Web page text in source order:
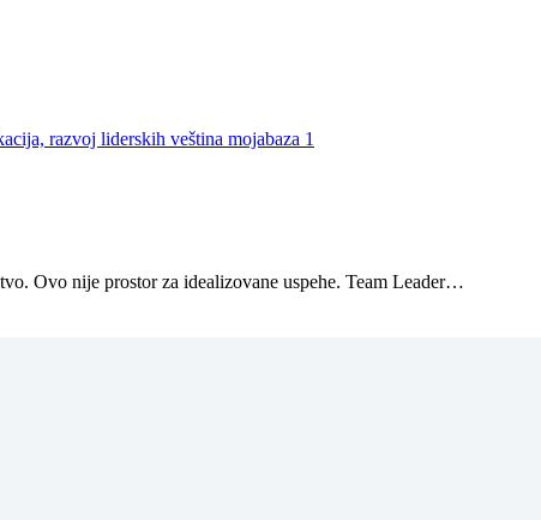
Ovo nije prostor za idealizovane uspehe. Team Leader…